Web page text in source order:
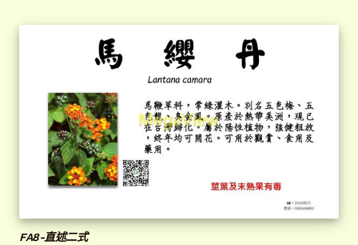
FA8-直述二式